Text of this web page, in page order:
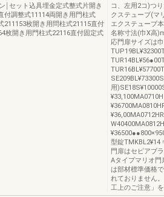
￨セット込具埋金定式整式片開き
付調整式11114両開き用門柱式
211153枚開き用問柱式21115直付
枚開き用門柱式22116直付固定式
コ、左用2コ)つ
クステューブ(マ
エクステューブ
名称寸法(巾X高
応門扉サイズは
用
型錠TMKBL2¥14
門扉はセピアブ
Aタイプマリオ門
は部材標準価格
れておりません
工上のご注意」